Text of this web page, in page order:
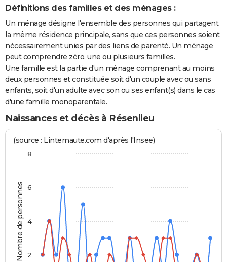
Définitions des familles et des ménages :
Un ménage désigne l'ensemble des personnes qui partagent
la même résidence principale, sans que ces personnes soient
nécessairement unies par des liens de parenté. Un ménage
peut comprendre zéro, une ou plusieurs familles.
Une famille est la partie d'un ménage comprenant au moins
deux personnes et constituée soit d'un couple avec ou sans
enfants, soit d'un adulte avec son ou ses enfant(s) dans le cas
d'une famille monoparentale.
Naissances et décès à Résenlieu
Nombre de personnes
(source : Linternaute.com d'après l'Insee)
2
4
6
8